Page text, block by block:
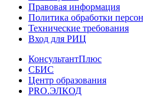
Правовая информация
Политика обработки
Технические требования
Вход для РИЦ
КонсультантПлюс
СБИС
Центр образования
PRO.ЭЛКОД